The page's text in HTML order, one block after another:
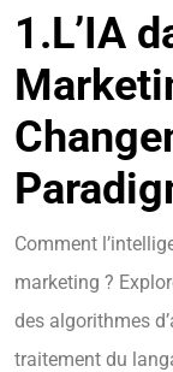
1.L’IA
Comment
marketing ?
des algorithmes
traitement du